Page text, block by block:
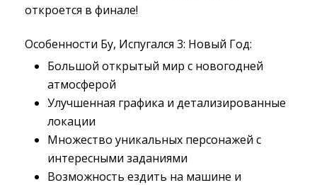
откроется в финале!
Особенности Бу, Испугался 3: Новый Год:
Большой открытый мир с новогодней
атмосферой
Улучшенная графика и детализированные
локации
Множество уникальных персонажей с
интересными заданиями
Возможность ездить на машине и